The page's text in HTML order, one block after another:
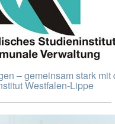
– gemeinsam stark mit
Westfalen-Lippe